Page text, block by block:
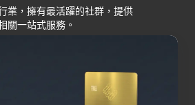
業，擁有最活躍的社群，提供
關一站式服務。
交易所